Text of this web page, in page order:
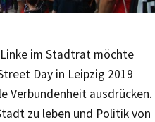
im Stadtrat möchte
Day in Leipzig 2019
Verbundenheit ausdrücken.
zu leben und Politik von